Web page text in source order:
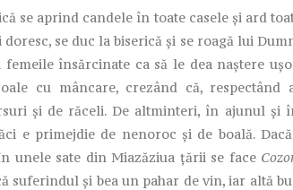
se aprind candele în toate casele și ard
se duc la biserică și se roagă lui
femeile însărcinate ca să le dea naștere
cu mâncare, crezând că, respectând
și de răceli. De altminteri, în ajunul și
e primejdie de nenoroc și de boală.
unele sate din Miazăziua țării se face
suferindul și bea un pahar de vin, iar altă